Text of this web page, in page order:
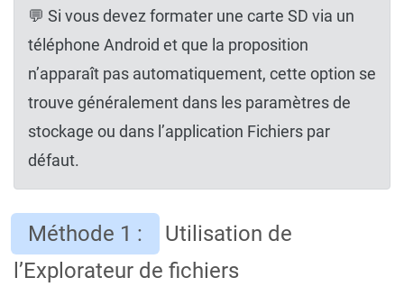
💬 Si vous devez formater une carte SD via un
téléphone Android et que la proposition
n’apparaît pas automatiquement, cette option se
trouve généralement dans les paramètres de
stockage ou dans l’application Fichiers par
défaut.
Méthode 1 :
Utilisation de
l’Explorateur de fichiers